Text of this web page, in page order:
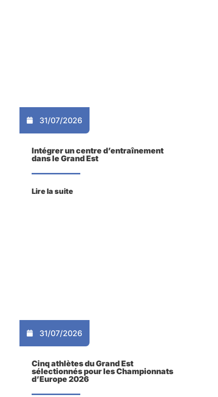
31/07/2026
Intégrer un centre d’entraînement
dans le Grand Est
Lire la suite
31/07/2026
Cinq athlètes du Grand Est
sélectionnés pour les Championnats
d’Europe 2026